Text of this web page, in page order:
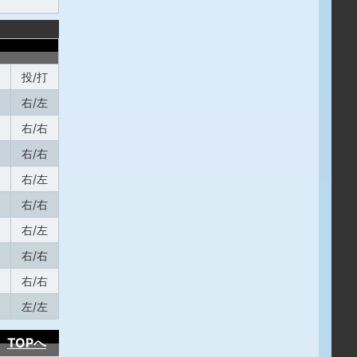
投/打
右/左
右/右
右/右
右/左
右/右
右/左
右/右
右/右
左/左
TOPへ